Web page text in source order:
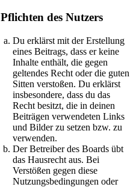
des Nutzers
Du erklärst mit der Erstellung
eines Beitrags, dass er keine
Inhalte enthält, die gegen
geltendes Recht oder die guten
Sitten verstoßen. Du erklärst
insbesondere, dass du das
Recht besitzt, die in deinen
Beiträgen verwendeten Links
und Bilder zu setzen bzw. zu
verwenden.
Der Betreiber des Boards übt
das Hausrecht aus. Bei
Verstößen gegen diese
Nutzungsbedingungen oder